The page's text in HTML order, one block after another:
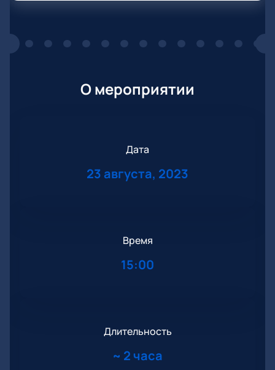
О мероприятии
Дата
23 августа, 2023
Время
15:00
Длительность
~ 2 часа